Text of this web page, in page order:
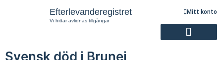
Efterlevanderegistret
Vi hittar avlidnas tillgångar
Mitt konto
Svensk död i Brunei